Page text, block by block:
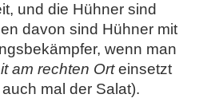
und die Hühner sind
davon sind Hühner mit
wenn man
am rechten Orteinsetzt
auch mal der Salat).